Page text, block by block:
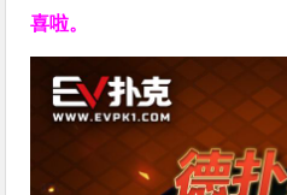
喜啦。